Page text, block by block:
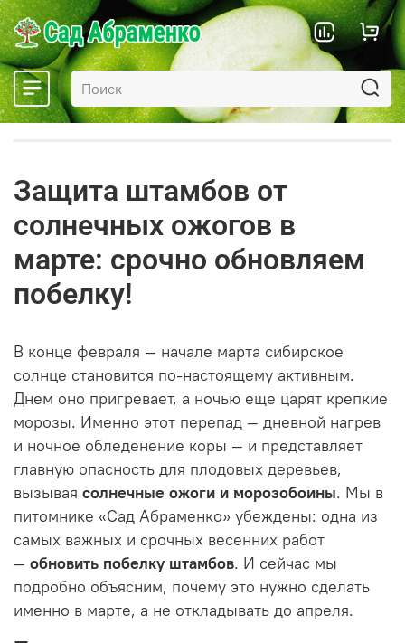
Защита штамбов от
солнечных ожогов в
марте: срочно обновляем
побелку!
В конце февраля — начале марта сибирское
солнце становится по-настоящему активным.
Днем оно пригревает, а ночью еще царят крепкие
морозы. Именно этот перепад — дневной нагрев
и ночное обледенение коры — и представляет
главную опасность для плодовых деревьев,
вызывая солнечные ожоги и морозобоины. Мы в
питомнике «Сад Абраменко» убеждены: одна из
самых важных и срочных весенних работ
— обновить побелку штамбов. И сейчас мы
подробно объясним, почему это нужно сделать
именно в марте, а не откладывать до апреля.